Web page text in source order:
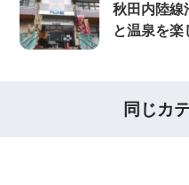
秋田内陸線
と温泉を楽
同じカ